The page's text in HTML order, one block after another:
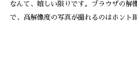
なんて、嬉しい限りです。ブラウザの解
で、高解像度の写真が撮れるのはホント